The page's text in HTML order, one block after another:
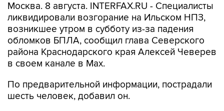
Москва. 8 августа. INTERFAX.RU - Специалисты
ликвидировали возгорание на Ильском НПЗ,
возникшее утром в субботу из-за падения
обломков БПЛА, сообщил глава Северского
района Краснодарского края Алексей Чеверев
в своем канале в Max.
По предварительной информации, пострадали
шесть человек, добавил он.